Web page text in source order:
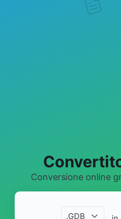
Conversione online
.GDB